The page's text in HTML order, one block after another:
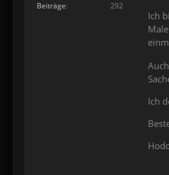
Beiträge
292
Ich
Ich